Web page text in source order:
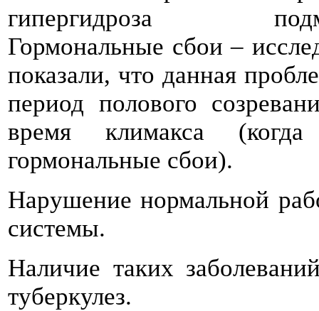
гипергидроза
Гормональные сбои –
показали, что данная
период полового
время климакса
гормональные сбои).
Нарушение нормальной
системы.
Наличие таких
туберкулез.